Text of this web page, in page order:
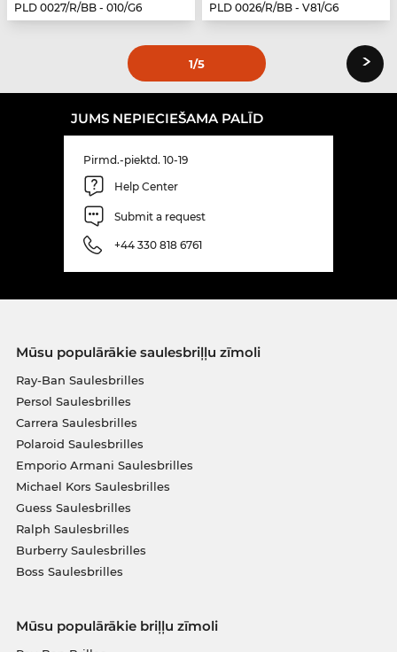
PLD 0027/R/BB - 010/G6
PLD 0026/R/BB - V81/G6
1/5 ›
JUMS NEPIECIEŠAMA PALĪD
Pirmd.-piektd. 10-19
Help Center
Submit a request
+44 330 818 6761
Mūsu populārākie saulesbriļļu zīmoli
Ray-Ban Saulesbrilles
Persol Saulesbrilles
Carrera Saulesbrilles
Polaroid Saulesbrilles
Emporio Armani Saulesbrilles
Michael Kors Saulesbrilles
Guess Saulesbrilles
Ralph Saulesbrilles
Burberry Saulesbrilles
Boss Saulesbrilles
Mūsu populārākie briļļu zīmoli